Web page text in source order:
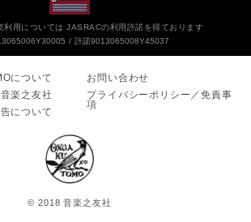
利用については JASRACの利用許諾を得ております
許諾9013065008Y45037
について
音楽之友社
について
お問い合わせ
プライバシーポリシー／免責事
項
© 2018 音楽之友社